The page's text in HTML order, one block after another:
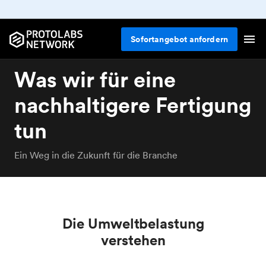
Sofortangebot anfordern
Was wir für eine
nachhaltigere Fertigung
tun
Ein Weg in die Zukunft für die Branche
Die Umweltbelastung
verstehen